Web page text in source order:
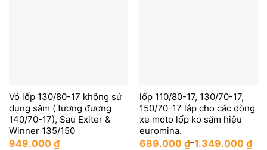
Vỏ lốp 130/80-17 không sử
dụng săm ( tương đương
140/70-17), Sau Exiter &
Winner 135/150
949.000 ₫
lốp 110/80-17, 130/70-17,
150/70-17 lắp cho các dòng
xe moto lốp ko săm hiệu
euromina.
689.000 ₫–1.349.000 ₫